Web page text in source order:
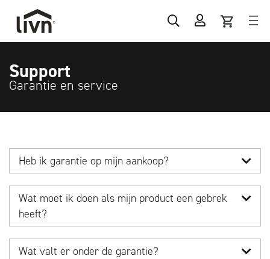
Support
Garantie en service
Heb ik garantie op mijn aankoop?
Wat moet ik doen als mijn product een gebrek
heeft?
Wat valt er onder de garantie?